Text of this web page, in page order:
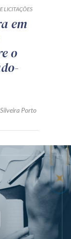
LICITAÇÕES
em
o
Porto